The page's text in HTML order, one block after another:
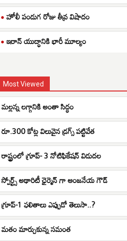
హోలీ పండుగ రోజు తీవ్ర విషాదం
ఇరాన్ యుద్ధానికి భారీ మూల్యం
Most Viewed
మల్లన్న లగ్గానికి అంతా సిద్ధం
రూ.300 కోట్ల విలువైన డ్రగ్స్ పట్టివేత
రాష్ట్రంలో గ్రూప్- 3 నోటిఫికేషన్ విడుదల
స్పోర్ట్స్ అథారిటీ ఛైర్మెన్ గా ఆంజనేయ గౌడ్
గ్రూప్-1 ఫలితాలు ఎప్పుడో తెలుసా..?
మతం మార్చుకున్న సమంత